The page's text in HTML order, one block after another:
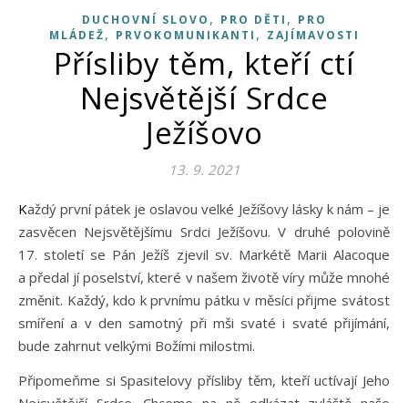
DUCHOVNÍ SLOVO , PRO DĚTI , PRO
MLÁDEŽ, PRVOKOMUNIKANTI , ZAJÍMAVOSTI
Přísliby těm, kteří ctí
Nejsvětější Srdce
Ježíšovo
13. 9. 2021
Každý první pátek je oslavou velké Ježíšovy lásky k nám – je
zasvěcen Nejsvětějšímu Srdci Ježíšovu. V druhé polovině
17. století se Pán Ježíš zjevil sv. Markétě Marii Alacoque
a předal jí poselství, které v našem životě víry může mnohé
změnit. Každý, kdo k prvnímu pátku v měsíci přijme svátost
smíření a v den samotný při mši svaté i svaté přijímání,
bude zahrnut velkými Božími milostmi.
Připomeňme si Spasitelovy přísliby těm, kteří uctívají Jeho